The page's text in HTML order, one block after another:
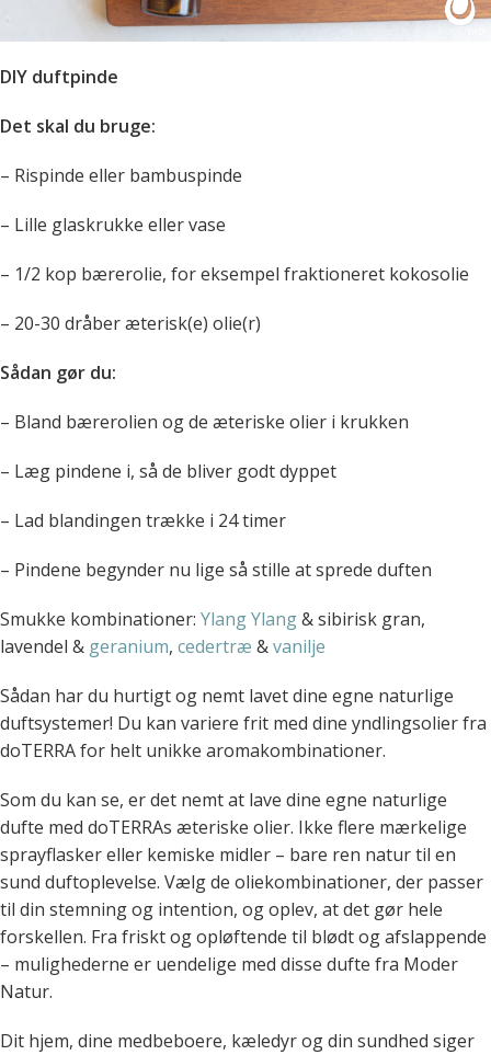
DIY duftpinde
Det skal du bruge:
– Rispinde eller bambuspinde
– Lille glaskrukke eller vase
– 1/2 kop bærerolie, for eksempel fraktioneret kokosolie
– 20-30 dråber æterisk(e) olie(r)
Sådan gør du:
– Bland bærerolien og de æteriske olier i krukken
– Læg pindene i, så de bliver godt dyppet
– Lad blandingen trække i 24 timer
– Pindene begynder nu lige så stille at sprede duften
Smukke kombinationer: Ylang Ylang& sibirisk gran,
lavendel & geranium, cedertræ &vanilje
Sådan har du hurtigt og nemt lavet dine egne naturlige
duftsystemer! Du kan variere frit med dine yndlingsolier fra
doTERRA for helt unikke aromakombinationer.
Som du kan se, er det nemt at lave dine egne naturlige
dufte med doTERRAs æteriske olier. Ikke flere mærkelige
sprayflasker eller kemiske midler – bare ren natur til en
sund duftoplevelse. Vælg de oliekombinationer, der passer
til din stemning og intention, og oplev, at det gør hele
forskellen. Fra friskt og opløftende til blødt og afslappende
– mulighederne er uendelige med disse dufte fra Moder
Natur.
Dit hjem, dine medbeboere, kæledyr og din sundhed siger